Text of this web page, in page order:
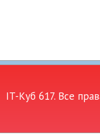
IT-Куб 617. Все